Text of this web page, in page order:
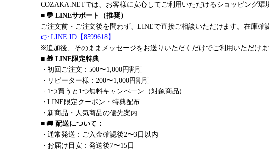
COZAKA.NETでは、お客様に安心してご利用いただけるショッピング環
■ 💬 LINEサポート（推奨）
ご注文前・ご注文後を問わず、LINEで直接ご相談いただけます。在庫
👉 LINE ID【8599618】
※追加後、そのままメッセージをお送りいただくだけでご利用いただけま
■ 🎁 LINE限定特典
・初回ご注文：500〜1,000円割引
・リピーター様：200〜1,000円割引
・1つ買うと1つ無料キャンペーン（対象商品）
・LINE限定クーポン・特典配布
・新商品・人気商品の優先案内
■ 🚚 配送について：
・通常発送：ご入金確認後2〜3日以内
・お届け目安：発送後7〜15日